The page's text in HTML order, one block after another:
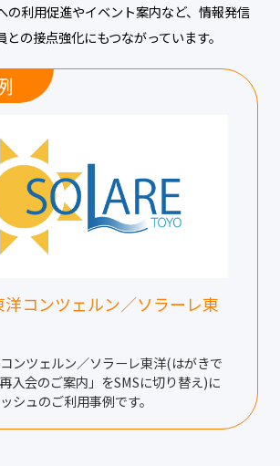
の利用促進やイベント案内など、情報発信
の接点強化にもつながっています。
洋コンツェルン／ソラーレ東
ンツェルン／ソラーレ東洋(はがきで
入会のご案内」をSMSに切り替え)に
シュのご利用事例です。